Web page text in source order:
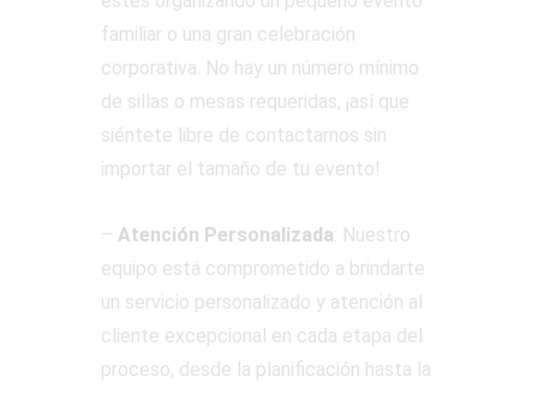
familiar o una gran celebración
corporativa. No hay un número mínimo
de sillas o mesas requeridas, ¡así que
siéntete libre de contactarnos sin
importar el tamaño de tu evento!
– Atención Personalizada: Nuestro
equipo está comprometido a brindarte
un servicio personalizado y atención al
cliente excepcional en cada etapa del
proceso, desde la planificación hasta la